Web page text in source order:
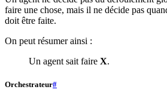
faire une chose, mais il ne décide pas
doit être faite.
On peut résumer ainsi :
Un agent sait faire X.
Orchestrateur#